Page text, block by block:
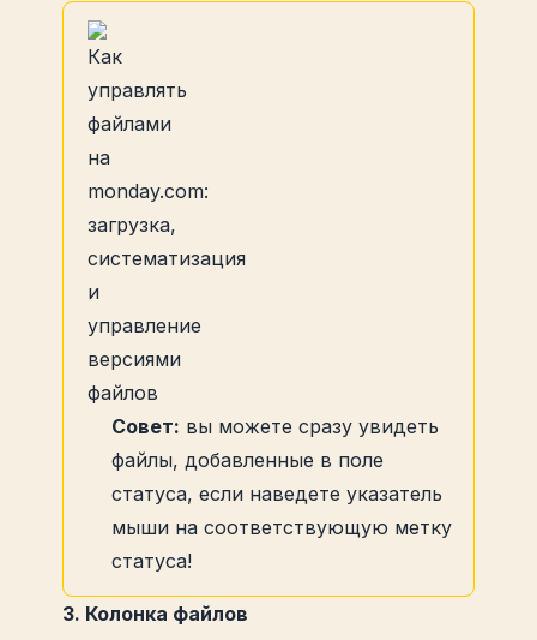
Совет: вы можете сразу увидеть
файлы, добавленные в поле
статуса, если наведете указатель
мыши на соответствующую метку
статуса!
3. Колонка файлов